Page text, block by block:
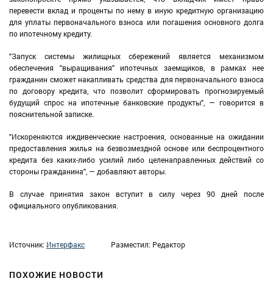
перевести вклад и проценты по нему в иную кредитную организацию
для уплаты первоначального взноса или погашения основного долга
по ипотечному кредиту.
"Запуск системы жилищных сбережений является механизмом
обеспечения "выращивания" ипотечных заемщиков, в рамках нее
гражданин сможет накапливать средства для первоначального взноса
по договору кредита, что позволит сформировать прогнозируемый
будущий спрос на ипотечные банковские продукты", — говорится в
пояснительной записке.
"Искореняются иждивенческие настроения, основанные на ожидании
предоставления жилья на безвозмездной основе или беспроцентного
кредита без каких-либо усилий либо целенаправленных действий со
стороны гражданина", — добавляют авторы.
В случае принятия закон вступит в силу через 90 дней после
официального опубликования.
Источник: Интерфакс Разместил: Редактор
ПОХОЖИЕ НОВОСТИ